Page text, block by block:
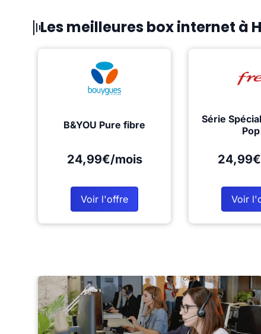
Les meilleures box internet à
B&YOU Pure fibre
24,99€/mois
Voir l'offre
Série
Voir